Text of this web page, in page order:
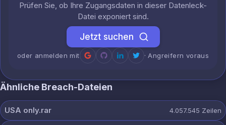
Prüfen Sie, ob Ihre Zugangsdaten in dieser Datenleck-
Datei exponiert sind.
Jetzt suchen
oder anmelden mit · Angreifern voraus
Ähnliche Breach-Dateien
USA only.rar 4.057.545 Zeilen